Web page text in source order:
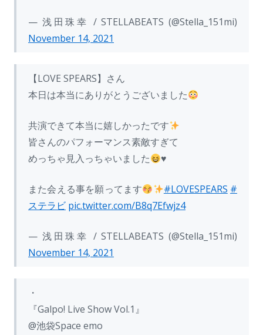
— 浅田珠幸 / STELLABEATS (@Stella_151mi)
November 14, 2021
【LOVE SPEARS】さん
本日は本当にありがとうございました
共演できて本当に嬉しかったです
皆さんのパフォーマンス素敵すぎて
めっちゃ見入っちゃいました
♥
また会える事を願ってます #LOVESPEARS #
ステラビ pic.twitter.com/B8q7Efwjz4
— 浅田珠幸 / STELLABEATS (@Stella_151mi)
November 14, 2021
・
『Galpo! Live Show Vol.1』
@池袋Space emo